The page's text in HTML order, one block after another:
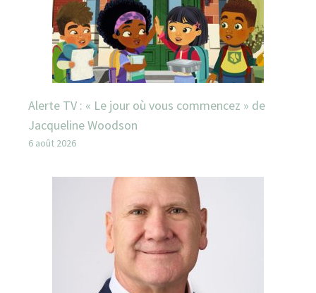
Alerte TV : « Le jour où vous commencez » de
Jacqueline Woodson
6 août 2026